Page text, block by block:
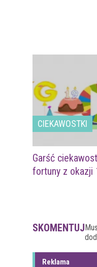
CIEKAWOSTKI
Garść
fortuny z okazji
SKOMENTUJ
Reklama